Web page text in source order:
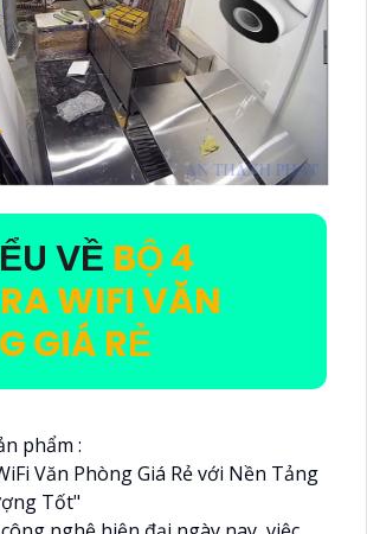
VỀ BỘ 4
WIFI VĂN
GIÁ RẺ
phẩm :
Văn Phòng Giá Rẻ với Nền Tảng
Tốt"